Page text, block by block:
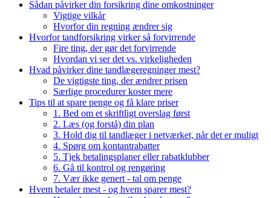
Sådan påvirker din forsikring dine omkostninger
Vigtige vilkår
Hvorfor din regning ændrer sig
Hvorfor tandforsikring virker så forvirrende
Fire ting, der gør det forvirrende
Hvordan vi ser det vs. virkeligheden
Hvad påvirker dine tandlægeregninger mest?
De vigtigste ting, der ændrer prisen
Særlige procedurer koster mere
Tips til at spare penge og få klare priser
1. Bed om et skriftligt overslag først
2. Læs (og forstå) din plan
3. Hold dig til tandlæger i netværket, når det er muligt
4. Spørg om kontantrabatter
5. Tjek betalingsplaner eller rabatklubber
6. Gå til kontrol og rengøring
7. Vær ikke genert - tal om penge
Hvem betaler mest - og hvem sparer mest?